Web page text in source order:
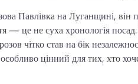
Павлівка на Луганщині, він
— це не суха хронологія
чітко став на бік
особливо цінний для тих, хто